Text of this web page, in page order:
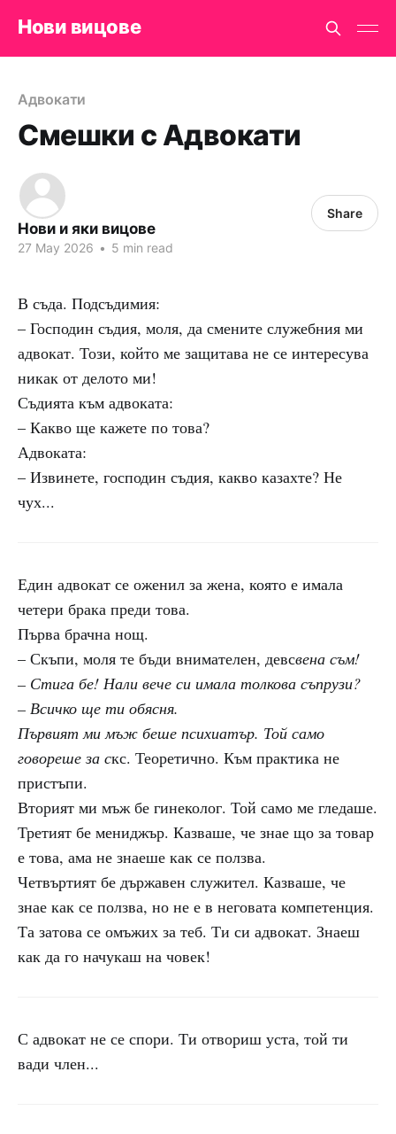
Нови вицове
Адвокати
Смешки с Адвокати
Нови и яки вицове
27 May 2026 • 5 min read
Share
В съда. Подсъдимия:
– Господин съдия, моля, да смените служебния ми
адвокат. Този, който ме защитава не се интересува
никак от делото ми!
Съдията към адвоката:
– Какво ще кажете по това?
Адвоката:
– Извинете, господин съдия, какво казахте? Не
чух...
Един адвокат се оженил за жена, която е имала
четери брака преди това.
Първа брачна нощ.
– Скъпи, моля те бъди внимателен, девсвена съм!
– Стига бе! Нали вече си имала толкова съпрузи?
– Всичко ще ти обясня.
Първият ми мъж беше психиатър. Той само
говореше за скс. Теоретично. Към практика не
пристъпи.
Вторият ми мъж бе гинеколог. Той само ме гледаше.
Третият бе мениджър. Казваше, че знае що за товар
е това, ама не знаеше как се ползва.
Четвъртият бе държавен служител. Казваше, че
знае как се ползва, но не е в неговата компетенция.
Та затова се омъжих за теб. Ти си адвокат. Знаеш
как да го начукаш на човек!
С адвокат не се спори. Ти отвориш уста, той ти
вади член...